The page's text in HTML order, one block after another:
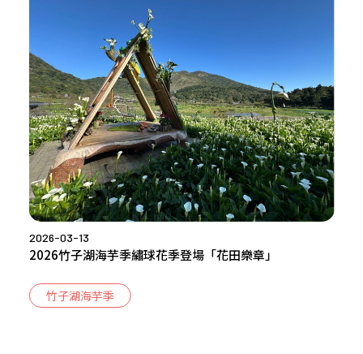
2026-03-13
2026竹子湖海芋季繡球花季登場「花田樂章」
竹子湖海芋季